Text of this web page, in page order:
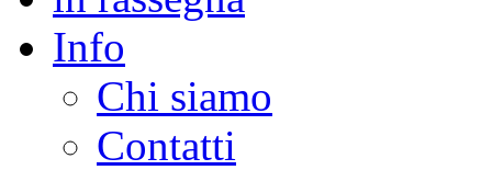
Info
Chi siamo
Contatti